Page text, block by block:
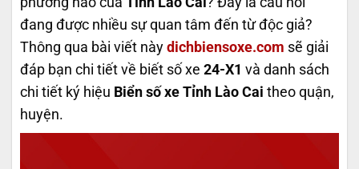
đang được nhiều sự quan tâm đến từ độc giả?
Thông qua bài viết này dichbiensoxe.com sẽ giải
đáp bạn chi tiết về biết số xe 24-X1 và danh sách
chi tiết ký hiệu Biển số xe Tỉnh Lào Cai theo quận,
huyện.